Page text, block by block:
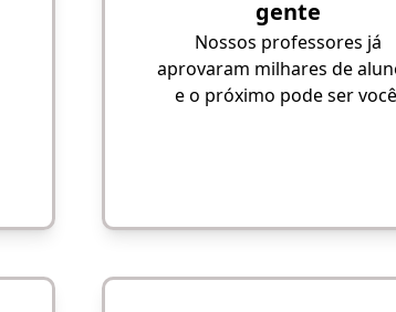
gente
Nossos professores já
aprovaram milhares de
e o próximo pode ser